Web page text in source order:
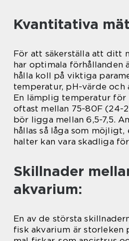
Kvantitativa
För att säkerställa att ditt
har optimala
hålla koll på viktiga
temperatur, pH-värde och
En lämplig temperatur
oftast mellan 75-80F (24-
bör ligga mellan 6,5-7,5.
hållas så låga som möjligt,
halter kan vara skadliga
Skillnader
akvarium:
En av de största
fisk akvarium är storleken